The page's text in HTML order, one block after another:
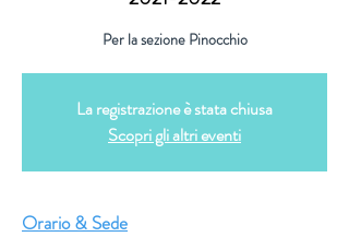
Per la sezione Pinocchio
La registrazione è stata chiusa
Scopri gli altri eventi
Orario & Sede